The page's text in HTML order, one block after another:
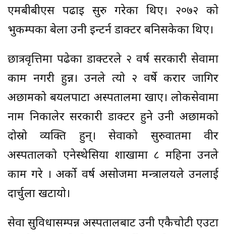
एमबीबीएस पढाइ सुरु गरेका थिए। २०७२ को
भुकम्पका बेला उनी इन्टर्न डाक्टर बनिसकेका थिए।
छात्रवृत्तिमा पढेका डाक्टरले २ वर्ष सरकारी सेवामा
काम नगरी हुन्न। उनले त्यो २ वर्षे करार जागिर
अछामको बयलपाटा अस्पतालमा खाए। लोकसेवामा
नाम निकालेर सरकारी डाक्टर हुने उनी अछामको
दोस्रो व्यक्ति हुन्। सेवाको सुरुवातमा वीर
अस्पतालको एनेस्थेसिया शाखामा ८ महिना उनले
काम गरे । अर्को वर्ष असोजमा मन्त्रालयले उनलाई
दार्चुला खटायो।
सेवा सुविधासम्पन्न अस्पतालबाट उनी एकैचोटी एउटा